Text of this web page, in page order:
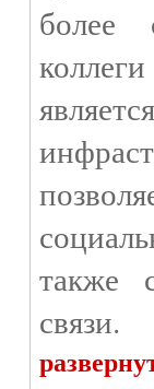
более
также
связи.